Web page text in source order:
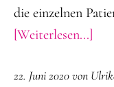
die einzelnen
[Weiterlesen...]
der
22. Juni 2020von